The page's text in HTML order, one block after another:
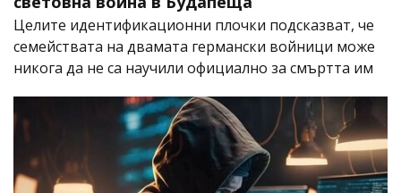
Целите идентификационни плочки подсказват, че
семействата на двамата германски войници може
никога да не са научили официално за смъртта им